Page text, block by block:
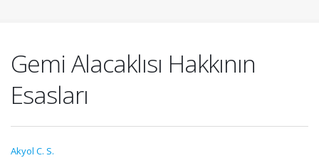
Gemi Alacaklısı Hakkının
Esasları
Akyol C. S.